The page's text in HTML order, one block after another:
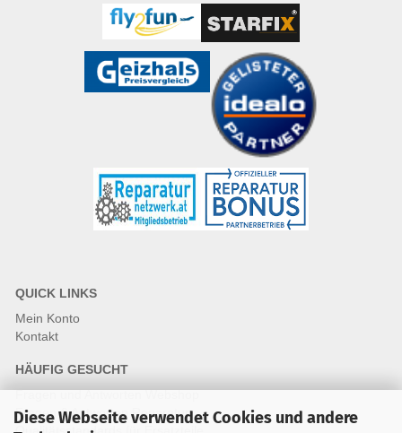
Diese Webseite verwendet Cookies und andere
QUICK LINKS
Mein Konto
Kontakt
HÄUFIG GESUCHT
Fragen und Antworten Webshop
Fragen & Antworten Reparatur
Qualitätsstandards für Ersatzteile